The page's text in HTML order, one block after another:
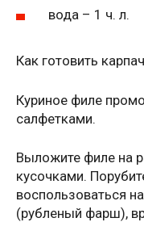
вода – 1 ч. л.
Как готовить
Куриное филе
салфетками.
Выложите филе на
кусочками.
воспользоваться
(рубленый фарш),